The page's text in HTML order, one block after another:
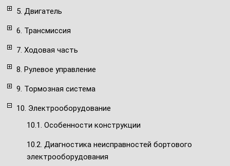
5. Двигатель
6. Трансмиссия
7. Ходовая часть
8. Рулевое управление
9. Тормозная система
10. Электрооборудование
10.1. Особенности конструкции
10.2. Диагностика неисправностей бортового
электрооборудования